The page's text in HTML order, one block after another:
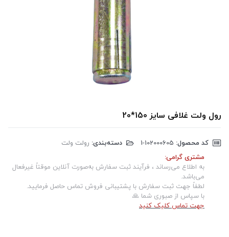
رول ولت غلافی سایز 150*20
کد محصول: دسته‌بندی: رولت ولت
مشتری گرامی:
به اطلاع می‌رساند ، فرآیند ثبت سفارش به‌صورت آنلاین موقتاً غیرفعال
می‌باشد.
لطفاً جهت ثبت سفارش با پشتیبانی فروش تماس حاصل فرمایید.
با سپاس از صبوری شما 🙏
جهت تماس کلیک کنید